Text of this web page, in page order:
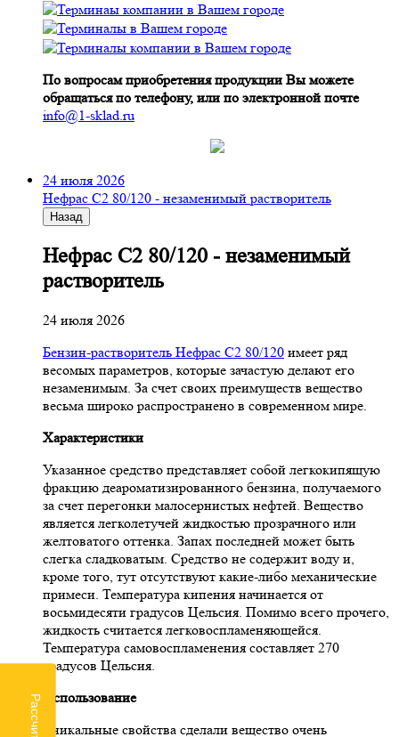
По вопросам приобретения продукции Вы можете
обращаться по телефону, или по электронной почте
info@1-sklad.ru
24 июля 2026
Нефрас С2 80/120 - незаменимый растворитель
Назад
Нефрас С2 80/120 - незаменимый
растворитель
24 июля 2026
Бензин-растворитель Нефрас С2 80/120 имеет ряд
весомых параметров, которые зачастую делают его
незаменимым. За счет своих преимуществ вещество
весьма широко распространено в современном мире.
Характеристики
Указанное средство представляет собой легкокипящую
фракцию деароматизированного бензина, получаемого
за счет перегонки малосернистых нефтей. Вещество
является легколетучей жидкостью прозрачного или
желтоватого оттенка. Запах последней может быть
слегка сладковатым. Средство не содержит воду и,
кроме того, тут отсутствуют какие-либо механические
примеси. Температура кипения начинается от
восьмидесяти градусов Цельсия. Помимо всего прочего,
жидкость считается легковоспламеняющейся.
Температура самовоспламенения составляет 270
градусов Цельсия.
Использование
Уникальные свойства сделали вещество очень